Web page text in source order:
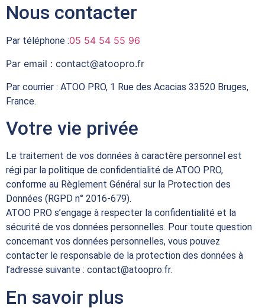
Nous contacter
Par téléphone :05 54 54 55 96
Par email : contact@atoopro.fr
Par courrier : ATOO PRO, 1 Rue des Acacias 33520 Bruges,
France.
Votre vie privée
Le traitement de vos données à caractère personnel est
régi par la politique de confidentialité de ATOO PRO,
conforme au Règlement Général sur la Protection des
Données (RGPD n° 2016-679).
ATOO PRO s’engage à respecter la confidentialité et la
sécurité de vos données personnelles. Pour toute question
concernant vos données personnelles, vous pouvez
contacter le responsable de la protection des données à
l’adresse suivante : contact@atoopro.fr.
En savoir plus